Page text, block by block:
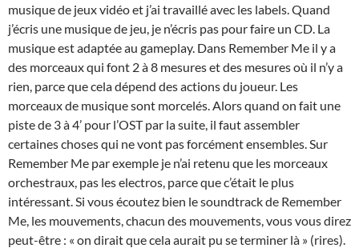
musique de jeux vidéo et j’ai travaillé avec les labels. Quand
j’écris une musique de jeu, je n’écris pas pour faire un CD. La
musique est adaptée au gameplay. Dans Remember Me il y a
des morceaux qui font 2 à 8 mesures et des mesures où il n’y a
rien, parce que cela dépend des actions du joueur. Les
morceaux de musique sont morcelés. Alors quand on fait une
piste de 3 à 4’ pour l’OST par la suite, il faut assembler
certaines choses qui ne vont pas forcément ensembles. Sur
Remember Me par exemple je n’ai retenu que les morceaux
orchestraux, pas les electros, parce que c’était le plus
intéressant. Si vous écoutez bien le soundtrack de Remember
Me, les mouvements, chacun des mouvements, vous vous direz
peut-être : « on dirait que cela aurait pu se terminer là » (rires).